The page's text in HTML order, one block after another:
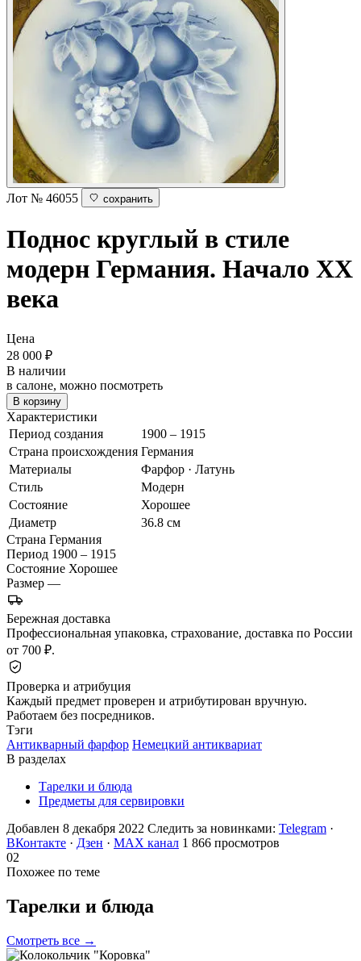
Лот № 46055 сохранить
Поднос круглый в стиле
модерн Германия. Начало ХХ
века
Цена
28 000 ₽
В наличии
в салоне, можно посмотреть
В корзину
Характеристики
Период создания
1900 – 1915
Страна происхождения Германия
Материалы
Фарфор · Латунь
Стиль
Модерн
Состояние
Хорошее
Диаметр
36.8 см
Страна Германия
Период 1900 – 1915
Состояние Хорошее
Размер —
Бережная доставка
Профессиональная упаковка, страхование, доставка по России
от 700 ₽.
Проверка и атрибуция
Каждый предмет проверен и атрибутирован вручную.
Работаем без посредников.
Тэги
Антикварный фарфор Немецкий антиквариат
В разделах
Тарелки и блюда
Предметы для сервировки
Добавлен 8 декабря 2022 Следить за новинками: Telegram ·
ВКонтакте · Дзен · MAX канал 1 866 просмотров
02
Похожее по теме
Тарелки и блюда
Смотреть все →